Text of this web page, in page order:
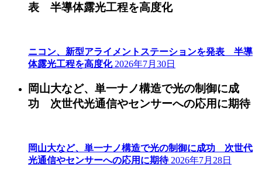
表 半導体露光工程を高度化
ニコン、新型アライメントステーションを発表 半導
体露光工程を高度化 2026年7月30日
岡山大など、単一ナノ構造で光の制御に成
功 次世代光通信やセンサーへの応用に期待
岡山大など、単一ナノ構造で光の制御に成功 次世代
光通信やセンサーへの応用に期待 2026年7月28日